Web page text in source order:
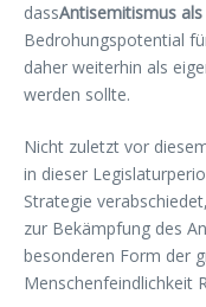
dassAntisemitismus
Bedrohungspotential
daher weiterhin als
werden sollte.
Nicht zuletzt vor
in dieser
Strategie
zur Bekämpfung des
besonderen Form der
Menschenfeindlichkeit